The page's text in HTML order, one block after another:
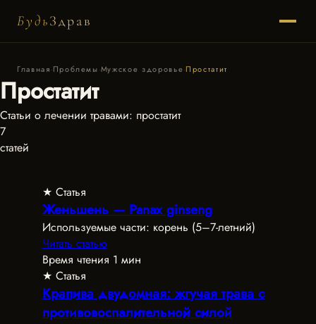
БудьЗдрав
Главная·Проблемы·Мужское здоровье·Простатит
Простатит
Статьи о лечении травами: простатит
7
статей
★ Статья
Женьшень — Panax ginseng
Используемые части: корень (5–7-летний)
Читать статью
Время чтения 1 мин
★ Статья
Крапива двудомная: жгучая трава с
противовоспалительной силой